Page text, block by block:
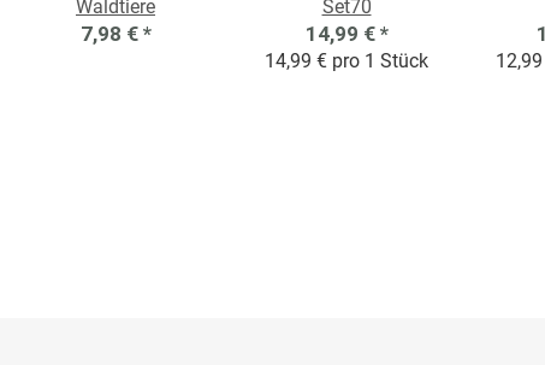
Waldtiere
7,98 € *
Set70
14,99 € *
14,99 € pro 1 Stück